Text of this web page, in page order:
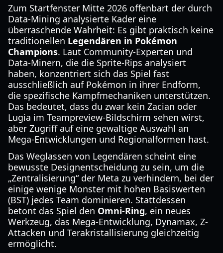
Zum Startfenster Mitte 2026 offenbart der durch
Data-Mining analysierte Kader eine
überraschende Wahrheit: Es gibt praktisch keine
traditionellen Legendären in Pokémon
Champions. Laut Community-Experten und
Data-Minern, die die Sprite-Rips analysiert
haben, konzentriert sich das Spiel fast
ausschließlich auf Pokémon in ihrer Endform,
die spezifische Kampfmechaniken unterstützen.
Das bedeutet, dass du zwar kein Zacian oder
Lugia im Teampreview-Bildschirm sehen wirst,
aber Zugriff auf eine gewaltige Auswahl an
Mega-Entwicklungen und Regionalformen hast.
Das Weglassen von Legendären scheint eine
bewusste Designentscheidung zu sein, um die
„Zentralisierung“ der Meta zu verhindern, bei der
einige wenige Monster mit hohen Basiswerten
(BST) jedes Team dominieren. Stattdessen
betont das Spiel den Omni-Ring, ein neues
Werkzeug, das Mega-Entwicklung, Dynamax, Z-
Attacken und Terakristallisierung gleichzeitig
ermöglicht.